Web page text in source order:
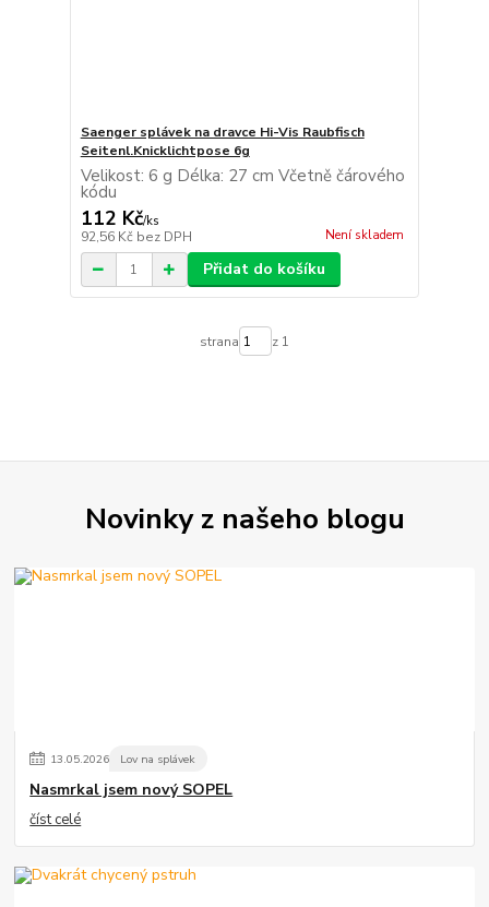
Saenger splávek na dravce Hi-Vis Raubfisch
Seitenl.Knicklichtpose 6g
Velikost: 6 g Délka: 27 cm Včetně čárového
kódu
112 Kč/ks
92,56 Kč bez DPH Není skladem
Přidat do košíku
strana z 1
Novinky z našeho blogu
13.05.2026 Lov na splávek
Nasmrkal jsem nový SOPEL
číst celé